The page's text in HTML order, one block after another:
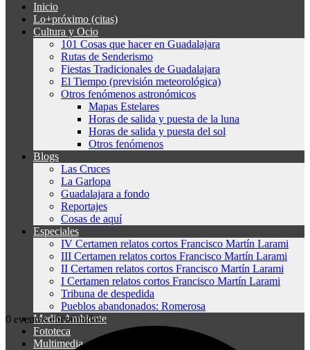
Inicio
Lo+próximo (citas)
Cultura y Ocio
101 Cosas que hacer en Guadalajara
Rutas de Senderismo
Fiestas Tradicionales de Guadalajara
El Tiempo (previsión meteorológica)
Otros fenómenos astronómicos
Mapas Estelares
Horas de salida y puesta de la luna
Horas de salida y puesta del sol
Otros fenómenos
Blogs
Las Cruces
La Garlopa
Guadalajara a fondo
Reportajes
Cosas de aquí
Especiales
IV Certamen relatos cortos Francisco Martín Larami
III Certamen relatos cortos Francisco Martín Larami
II Certamen relatos cortos Francisco Martín Larami
I Certamen relatos cortos Francisco Martín Larami
Tribuna de despedida
Pueblos abandonados: Romerosa
Medio Ambiente
Fototeca
Multimedia
0 eventos encontrados.